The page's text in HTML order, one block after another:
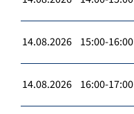
14.08.2026 15:00-16:00
14.08.2026 16:00-17:00